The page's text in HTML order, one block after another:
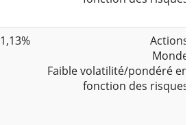
1,13%
Actions
Monde
Faible volatilité/pondéré en
fonction des risques